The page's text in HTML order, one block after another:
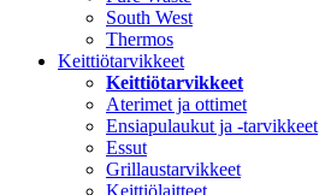
South West
Thermos
Keittiötarvikkeet
Keittiötarvikkeet
Aterimet ja ottimet
Ensiapulaukut ja -tarvikkeet
Essut
Grillaustarvikkeet
Keittiölaitteet